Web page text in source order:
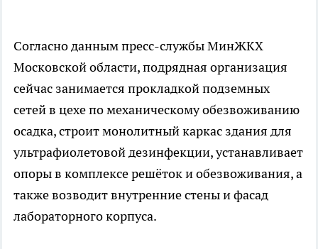
Согласно данным пресс-службы МинЖКХ
Московской области, подрядная организация
сейчас занимается прокладкой подземных
сетей в цехе по механическому обезвоживанию
осадка, строит монолитный каркас здания для
ультрафиолетовой дезинфекции, устанавливает
опоры в комплексе решёток и обезвоживания, а
также возводит внутренние стены и фасад
лабораторного корпуса.